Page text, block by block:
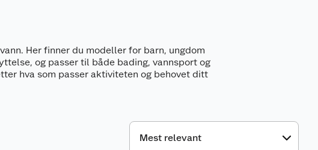
Her finner du modeller for barn, ungdom
og passer til både bading, vannsport og
hva som passer aktiviteten og behovet ditt